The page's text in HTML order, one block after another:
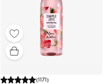
(1171)